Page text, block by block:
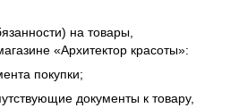
на товары,
«Архитектор красоты»:
покупки;
документы к товару,